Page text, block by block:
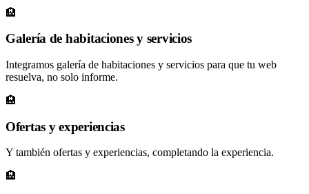
🏨
Galería de habitaciones y servicios
Integramos galería de habitaciones y servicios para que tu web
resuelva, no solo informe.
🏨
Ofertas y experiencias
Y también ofertas y experiencias, completando la experiencia.
🏨